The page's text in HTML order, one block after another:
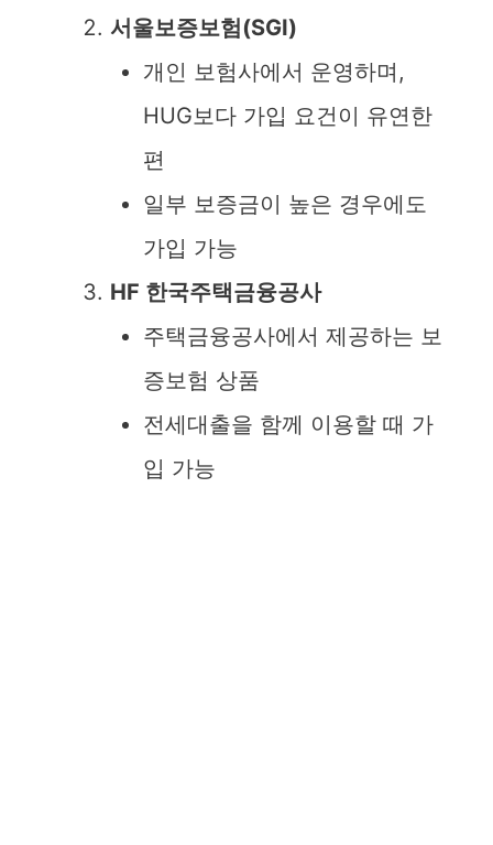
서울보증보험(SGI)
개인 보험사에서 운영하며,
HUG보다 가입 요건이 유연한
편
일부 보증금이 높은 경우에도
가입 가능
HF 한국주택금융공사
주택금융공사에서 제공하는 보
증보험 상품
전세대출을 함께 이용할 때 가
입 가능